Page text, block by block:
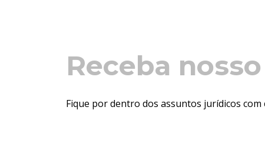
Receba
Fique por dentro dos assuntos jurídicos